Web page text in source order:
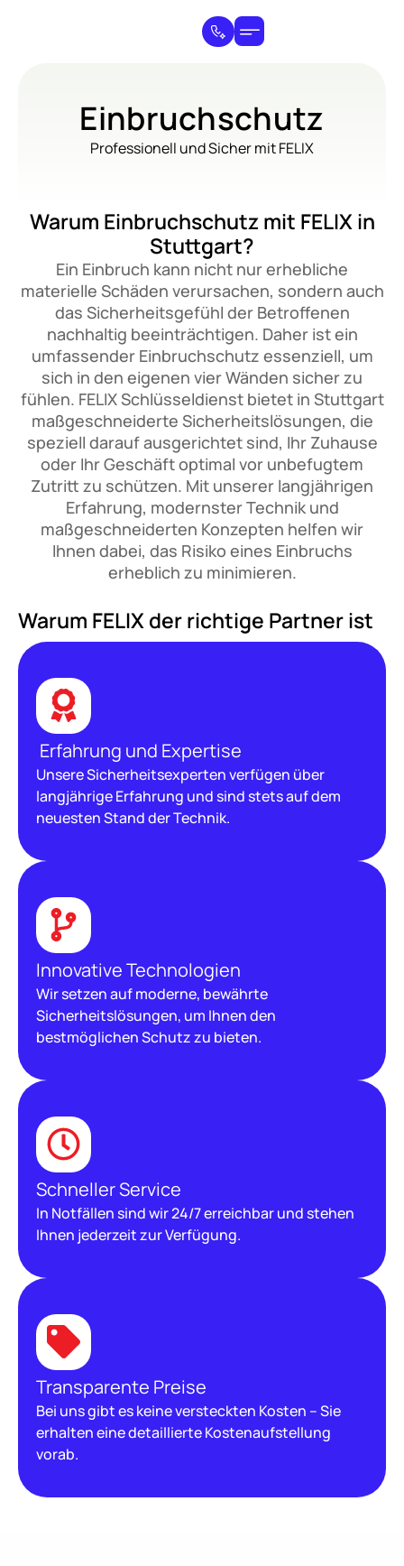
Einbruchschutz
Professionell und Sicher mit FELIX
Warum Einbruchschutz mit FELIX in
Stuttgart?
Ein Einbruch kann nicht nur erhebliche
materielle Schäden verursachen, sondern auch
das Sicherheitsgefühl der Betroffenen
nachhaltig beeinträchtigen. Daher ist ein
umfassender Einbruchschutz essenziell, um
sich in den eigenen vier Wänden sicher zu
fühlen. FELIX Schlüsseldienst bietet in Stuttgart
maßgeschneiderte Sicherheitslösungen, die
speziell darauf ausgerichtet sind, Ihr Zuhause
oder Ihr Geschäft optimal vor unbefugtem
Zutritt zu schützen. Mit unserer langjährigen
Erfahrung, modernster Technik und
maßgeschneiderten Konzepten helfen wir
Ihnen dabei, das Risiko eines Einbruchs
erheblich zu minimieren.
Warum FELIX der richtige Partner ist
Erfahrung und Expertise
Unsere Sicherheitsexperten verfügen über
langjährige Erfahrung und sind stets auf dem
neuesten Stand der Technik.
Innovative Technologien
Wir setzen auf moderne, bewährte
Sicherheitslösungen, um Ihnen den
bestmöglichen Schutz zu bieten.
Schneller Service
In Notfällen sind wir 24/7 erreichbar und stehen
Ihnen jederzeit zur Verfügung.
Transparente Preise
Bei uns gibt es keine versteckten Kosten – Sie
erhalten eine detaillierte Kostenaufstellung
vorab.